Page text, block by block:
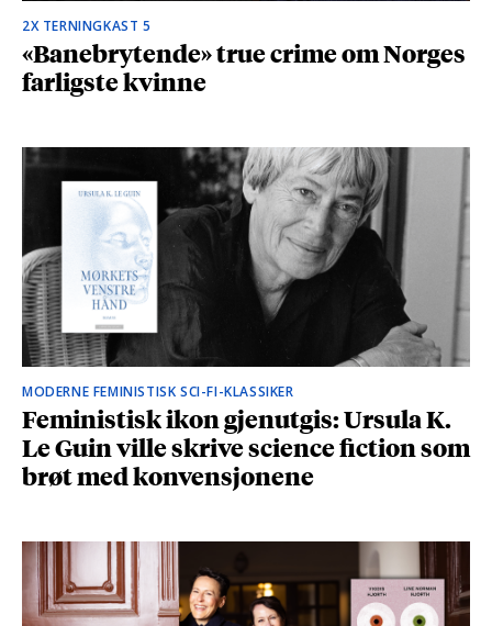
2X TERNINGKAST 5
«Banebrytende» true crime om Norges
farligste kvinne
MODERNE FEMINISTISK SCI-FI-KLASSIKER
Feministisk ikon gjenutgis: Ursula K.
Le Guin ville skrive science fiction som
brøt med konvensjonene